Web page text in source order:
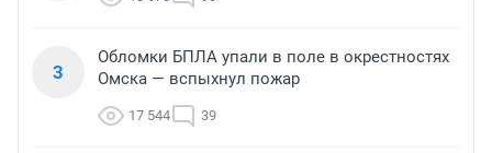
3
Обломки БПЛА упали в поле в окрестностях
Омска — вспыхнул пожар
17 544 39